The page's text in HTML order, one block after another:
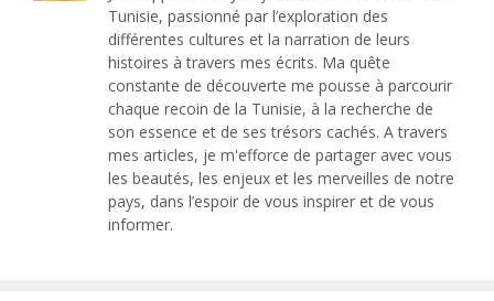
Tunisie, passionné par l’exploration des
différentes cultures et la narration de leurs
histoires à travers mes écrits. Ma quête
constante de découverte me pousse à parcourir
chaque recoin de la Tunisie, à la recherche de
son essence et de ses trésors cachés. A travers
mes articles, je m'efforce de partager avec vous
les beautés, les enjeux et les merveilles de notre
pays, dans l’espoir de vous inspirer et de vous
informer.